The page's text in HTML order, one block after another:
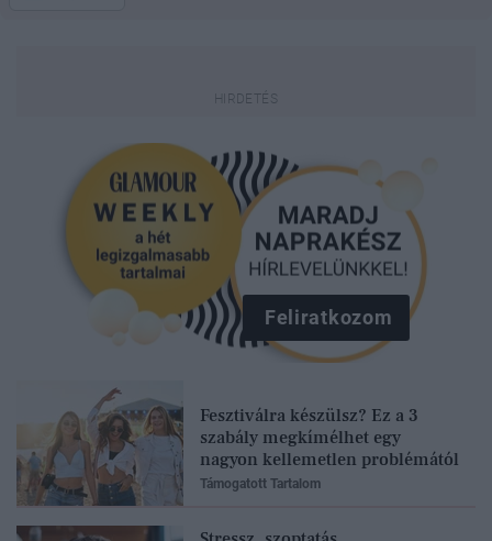
Feliratkozom
Fesztiválra készülsz? Ez a 3
szabály megkímélhet egy
nagyon kellemetlen problémától
Támogatott Tartalom